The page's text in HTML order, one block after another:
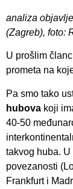
analiza
(Zagreb), foto:
U prošlim
prometa na
Pa smo tako
hubova koji
40-50
takvog huba.
povezanosti
Frankfurt i